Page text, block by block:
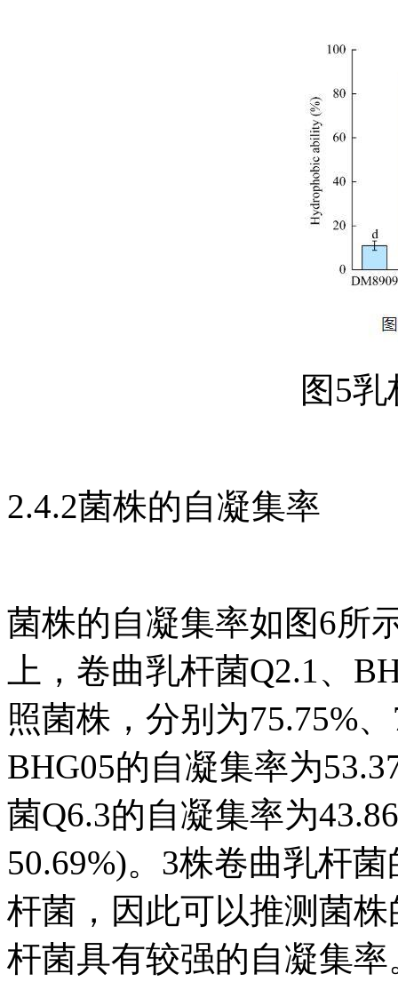
图5
2.4.2菌株的自凝集率
菌株的自凝集率如图6所
上，卷曲乳杆菌Q2.1、
照菌株，分别为75.75%
BHG05的自凝集率为
菌Q6.3的自凝集率为
50.69%)。3株卷曲乳杆
杆菌，因此可以推测菌
杆菌具有较强的自凝集率